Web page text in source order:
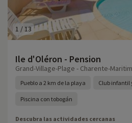
1 / 13
Ile d'Oléron - Pension
Grand-Village-Plage - Charente-
Pueblo a 2 km de la playa Club infantil
Piscina con tobogán
Descubra las actividades cercanas